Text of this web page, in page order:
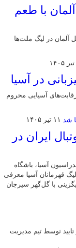
با طعم
آلمان در لیگ ملت‌ها
در آسیا
رقابت‌های آسیایی محروم
۱۱ تیر ۱۴۰۵
ایران در
آسیا، باشگاه
قهرمانان آسیا معرفی
با گل‌گهر سیرجان
توسط تیم مدیریت